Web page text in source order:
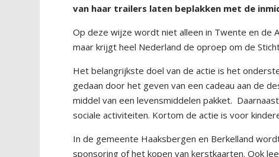
van haar trailers laten beplakken met de
Op deze wijze wordt niet alleen in Twente en de
maar krijgt heel Nederland de oproep om de
Het belangrijkste doel van de actie is het
gedaan door het geven van een cadeau aan de
middel van een levensmiddelen pakket.
sociale activiteiten. Kortom de actie is voor
In de gemeente Haaksbergen en Berkelland
sponsoring of het kopen van kerstkaarten. Ook